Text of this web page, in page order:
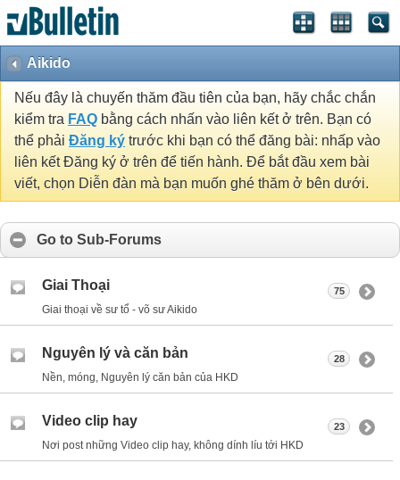
Aikido
Nếu đây là chuyến thăm đầu tiên của bạn, hãy chắc chắn
kiểm tra FAQ bằng cách nhấn vào liên kết ở trên. Bạn có
thể phải Đăng ký trước khi bạn có thể đăng bài: nhấp vào
liên kết Đăng ký ở trên để tiến hành. Để bắt đầu xem bài
viết, chọn Diễn đàn mà bạn muốn ghé thăm ở bên dưới.
Go to Sub-Forums
Giai Thoại
Giai thoại về sư tổ - võ sư Aikido
75
Nguyên lý và căn bản
Nền, móng, Nguyên lý căn bản của HKD
28
Video clip hay
Nơi post những Video clip hay, không dính líu tới HKD
23